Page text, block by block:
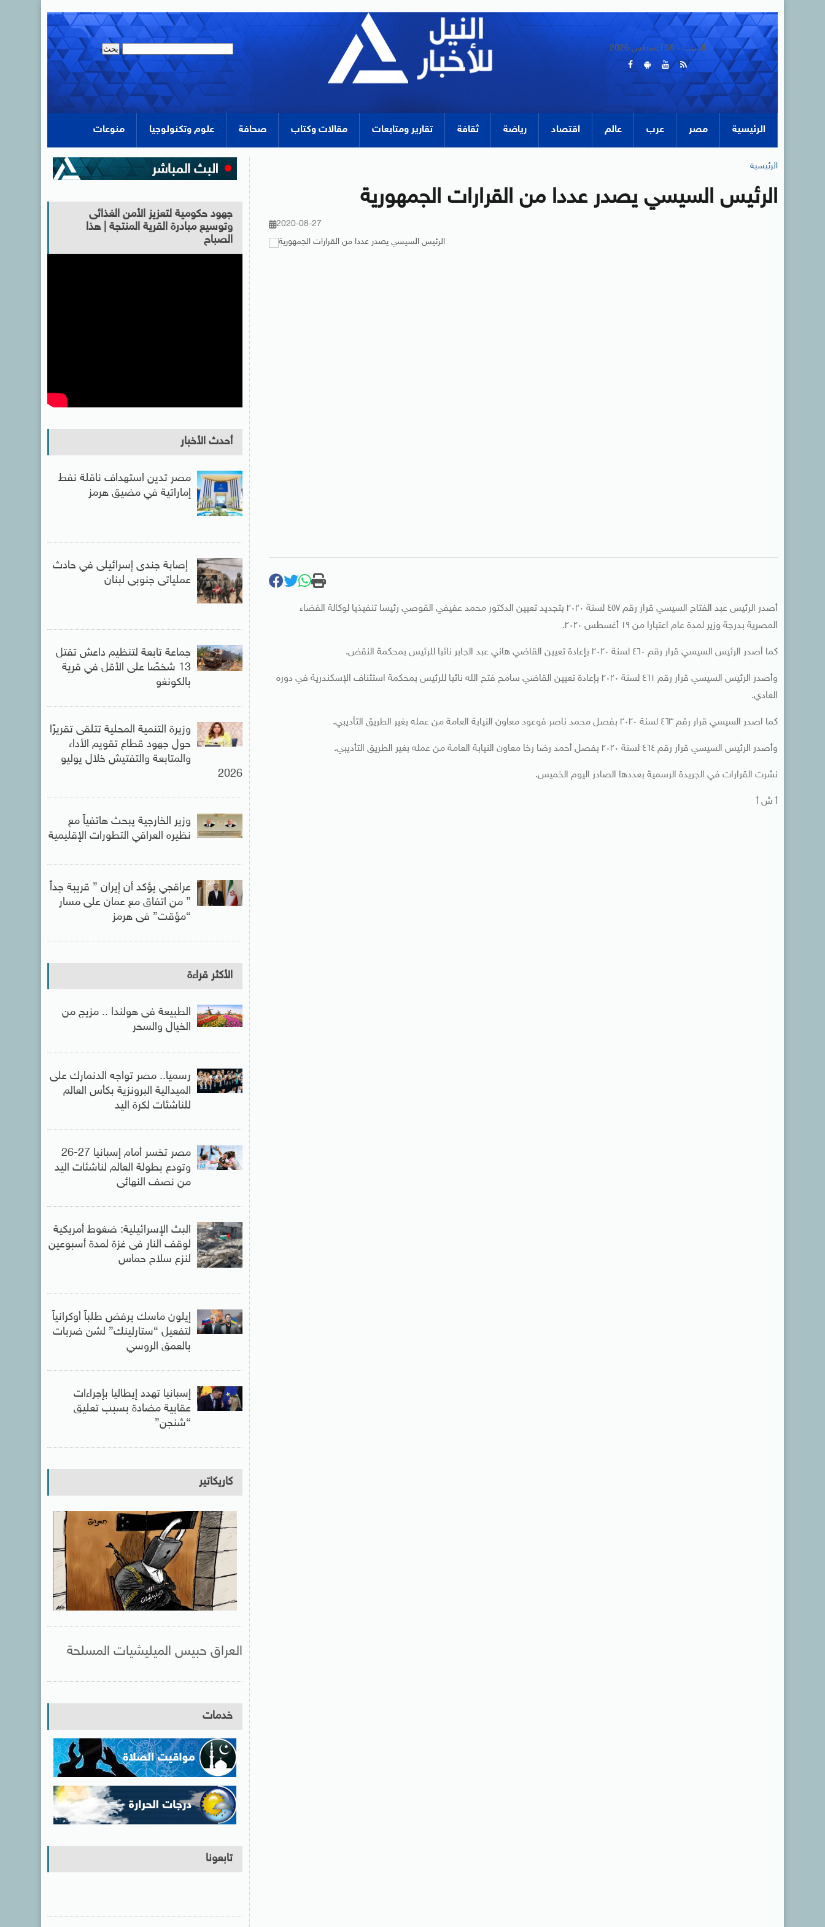
السبت - 08 أغسطس 2026
الرئيسية مصر عرب عالم اقتصاد رياضة ثقافة تقارير ومتابعات مقالات وكتاب صحافة علوم وتكنولوجيا منوعات
الرئيسية
الرئيس السيسي يصدر عددا من القرارات الجمهورية
2020-08-27
أصدر الرئيس عبد الفتاح السيسي قرار رقم ٤٥٧ لسنة ٢٠٢٠ بتجديد تعيين الدكتور محمد عفيفي القوصي رئيسا تنفيذيا لوكالة الفضاء
المصرية بدرجة وزير لمدة عام اعتبارا من ١٩ أغسطس ٢٠٢٠.
كما أصدر الرئيس السيسي قرار رقم ٤٦٠ لسنة ٢٠٢٠ بإعادة تعيين القاضي هاني عبد الجابر نائبا للرئيس بمحكمة النقض.
وأصدر الرئيس السيسي قرار رقم ٤٦١ لسنة ٢٠٢٠ بإعادة تعيين القاضي سامح فتح الله نائبا للرئيس بمحكمة استئناف الإسكندرية في دوره
العادي.
كما اصدر السيسي قرار رقم ٤٦٣ لسنة ٢٠٢٠ بفصل محمد ناصر فوعود معاون النيابة العامة من عمله بغير الطريق التأديبي.
وأصدر الرئيس السيسي قرار رقم ٤٦٤ لسنة ٢٠٢٠ بفصل أحمد رضا رخا معاون النيابة العامة من عمله بغير الطريق التأديبي.
نشرت القرارات في الجريدة الرسمية بعددها الصادر اليوم الخميس.
أ ش أ
جهود حكومية لتعزيز الأمن الغذائى
وتوسيع مبادرة القرية المنتجة | هذا
الصباح
أحدث الأخبار
مصر تدين استهداف ناقلة نفط
إماراتية في مضيق هرمز
إصابة جندى إسرائيلى في حادث
عملياتى جنوبى لبنان
جماعة تابعة لتنظيم داعش تقتل
13 شخصًا على الأقل في قرية
بالكونغو
وزيرة التنمية المحلية تتلقى تقريرًا
حول جهود قطاع تقويم الأداء
والمتابعة والتفتيش خلال يوليو
2026
وزير الخارجية يبحث هاتفياً مع
نظيره العراقي التطورات الإقليمية
عراقجي يؤكد أن إيران ” قريبة جداً
” من اتفاق مع عمان على مسار
“مؤقت” فى هرمز
الأكثر قراءة
الطبيعة فى هولندا .. مزيج من
الخيال والسحر
رسميا.. مصر تواجه الدنمارك على
الميدالية البرونزية بكأس العالم
للناشئات لكرة اليد
مصر تخسر أمام إسبانيا 27-26
وتودع بطولة العالم لناشئات اليد
من نصف النهائى
البث الإسرائيلية: ضغوط أمريكية
لوقف النار فى غزة لمدة أسبوعين
لنزع سلاح حماس
إيلون ماسك يرفض طلباً أوكرانياً
لتفعيل “ستارلينك” لشن ضربات
بالعمق الروسي
إسبانيا تهدد إيطاليا بإجراءات
عقابية مضادة بسبب تعليق
“شنجن”
كاريكاتير
العراق حبيس الميليشيات المسلحة
خدمات
تابعونا